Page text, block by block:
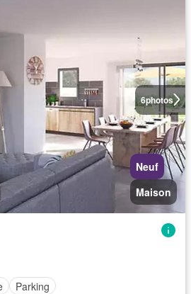
6photos
Neuf
Maison
Parking